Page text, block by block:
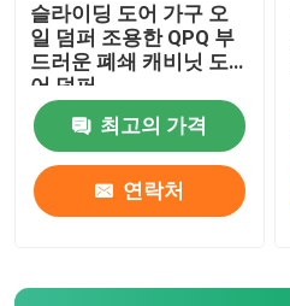
슬라이딩 도어 가구 오
일 덤퍼 조용한 QPQ 부
드러운 폐쇄 캐비닛 도
어 덤퍼
최고의 가격
연락처